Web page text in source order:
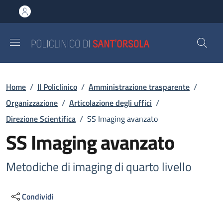
al contenuto principale
to footer content
Briciole di pane
Home / Il Policlinico / Amministrazione trasparente /
Organizzazione / Articolazione degli uffici /
Direzione Scientifica / SS Imaging avanzato
SS Imaging avanzato
Metodiche di imaging di quarto livello
Condividi